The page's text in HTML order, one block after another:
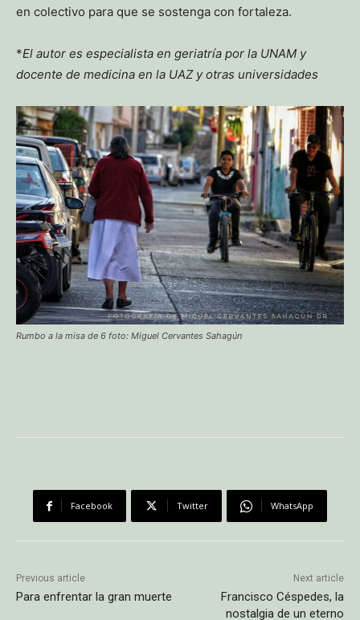
en colectivo para que se sostenga con fortaleza.
*El autor es especialista en geriatría por la UNAM y
docente de medicina en la UAZ y otras universidades
Rumbo a la misa de 6 foto: Miguel Cervantes Sahagún
Facebook Twitter WhatsApp
Previous article
Para enfrentar la gran muerte
Next article
Francisco Céspedes, la
nostalgia de un eterno